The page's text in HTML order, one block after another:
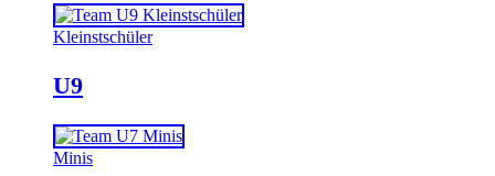
Kleinstschüler
U9
Minis